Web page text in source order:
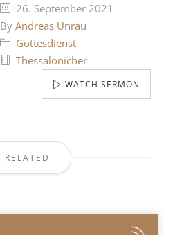
26. September 2021
By Andreas Unrau
Gottesdienst
Thessalonicher
WATCH SERMON
RELATED